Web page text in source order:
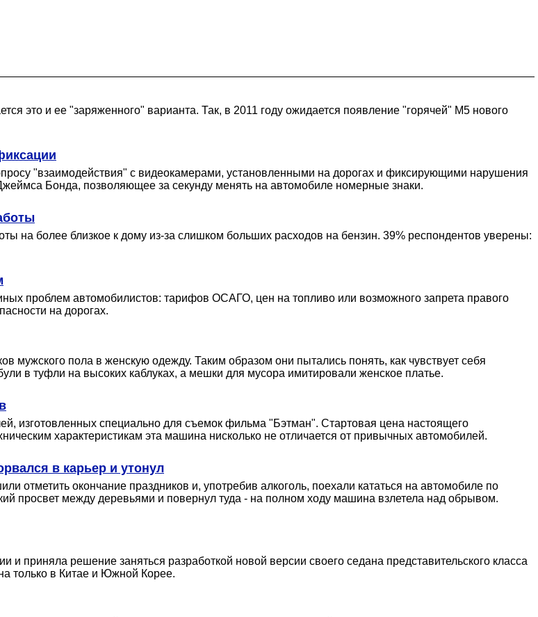
это и ее "заряженного" варианта. Так, в 2011 году ожидается появление "горячей" M5 нового
"взаимодействия" с видеокамерами, установленными на дорогах и фиксирующими нарушения
Бонда, позволяющее за секунду менять на автомобиле номерные знаки.
на более близкое к дому из-за слишком больших расходов на бензин. 39% респондентов уверены:
проблем автомобилистов: тарифов ОСАГО, цен на топливо или возможного запрета правого
на дорогах.
мужского пола в женскую одежду. Таким образом они пытались понять, как чувствует себя
в туфли на высоких каблуках, а мешки для мусора имитировали женское платье.
изготовленных специально для съемок фильма "Бэтман". Стартовая цена настоящего
характеристикам эта машина нисколько не отличается от привычных автомобилей.
в карьер и утонул
отметить окончание праздников и, употребив алкоголь, поехали кататься на автомобиле по
просвет между деревьями и повернул туда - на полном ходу машина взлетела над обрывом.
приняла решение заняться разработкой новой версии своего седана представительского класса
только в Китае и Южной Корее.